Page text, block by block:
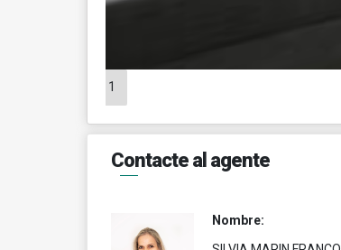
1
Contacte al agente
Nombre: